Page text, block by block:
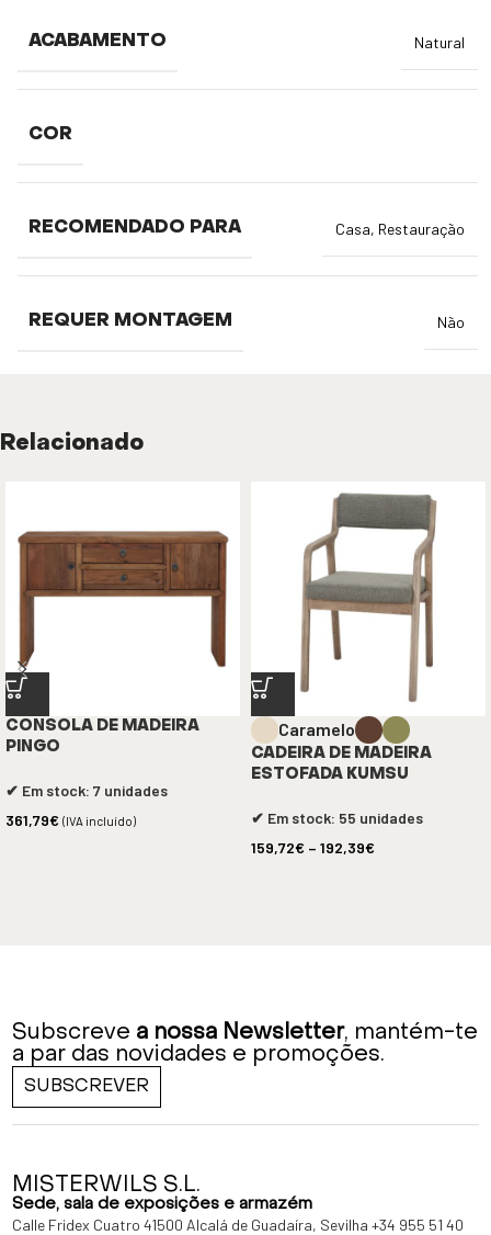
ACABAMENTO Natural
COR
RECOMENDADO PARA Casa, Restauração
REQUER MONTAGEM Não
Relacionado
CONSOLA DE MADEIRA
PINGO
✔ Em stock: 7 unidades
361,79€ (IVA incluído)
Caramelo
CADEIRA DE MADEIRA
ESTOFADA KUMSU
✔ Em stock: 55 unidades
159,72€ – 192,39€
Subscreve a nossa Newsletter, mantém-te
a par das novidades e promoções.
SUBSCREVER
MISTERWILS S.L.
Sede, sala de exposições e armazém
Calle Fridex Cuatro 41500 Alcalá de Guadaíra, Sevilha +34 955 51 40